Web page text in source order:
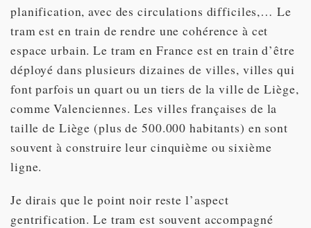
planification, avec des circulations difficiles,… Le
tram est en train de rendre une cohérence à cet
espace urbain. Le tram en France est en train d’être
déployé dans plusieurs dizaines de villes, villes qui
font parfois un quart ou un tiers de la ville de Liège,
comme Valenciennes. Les villes françaises de la
taille de Liège (plus de 500.000 habitants) en sont
souvent à construire leur cinquième ou sixième
ligne.
Je dirais que le point noir reste l’aspect
gentrification. Le tram est souvent accompagné